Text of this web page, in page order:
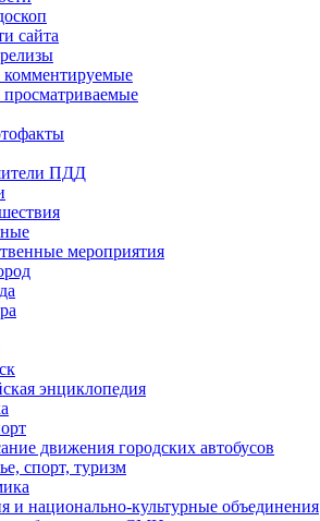
сайта
ПДД
мероприятия
энциклопедия
движения городских автобусов
спорт, туризм
и национально-культурные объединения